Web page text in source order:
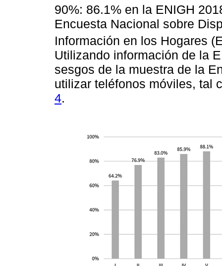
90%: 86.1% en la ENIGH
Encuesta Nacional sobre
Información en los Hogares
Utilizando información de la
sesgos de la muestra de la
utilizar teléfonos móviles, tal
4.